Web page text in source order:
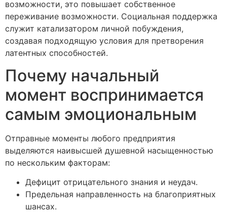
возможности, это повышает собственное
переживание возможности. Социальная поддержка
служит катализатором личной побуждения,
создавая подходящую условия для претворения
латентных способностей.
Почему начальный
момент воспринимается
самым эмоциональным
Отправные моменты любого предприятия
выделяются наивысшей душевной насыщенностью
по нескольким факторам:
Дефицит отрицательного знания и неудач.
Предельная направленность на благоприятных
шансах.